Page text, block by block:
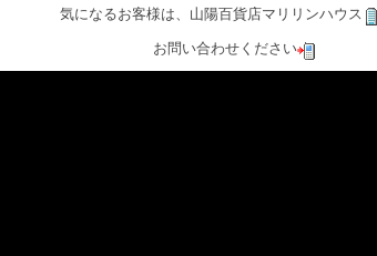
気になるお客様は、山陽百貨店マリリンハウス
お問い合わせください